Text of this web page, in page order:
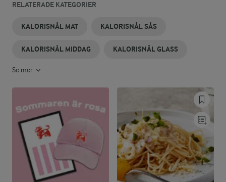
RELATERADE KATEGORIER
KALORISNÅL MAT KALORISNÅL SÅS
KALORISNÅL MIDDAG KALORISNÅL GLASS
Se mer